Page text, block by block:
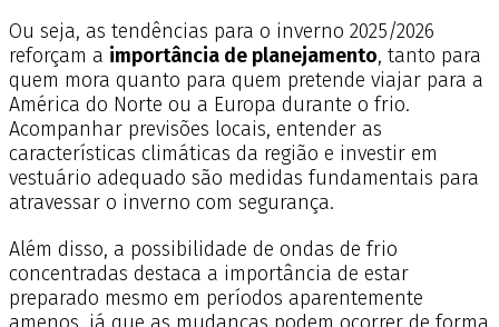
Ou seja, as tendências para o inverno 2025/2026
reforçam a importância de planejamento, tanto para
quem mora quanto para quem pretende viajar para a
América do Norte ou a Europa durante o frio.
Acompanhar previsões locais, entender as
características climáticas da região e investir em
vestuário adequado são medidas fundamentais para
atravessar o inverno com segurança.
Além disso, a possibilidade de ondas de frio
concentradas destaca a importância de estar
preparado mesmo em períodos aparentemente
amenos, já que as mudanças podem ocorrer de forma